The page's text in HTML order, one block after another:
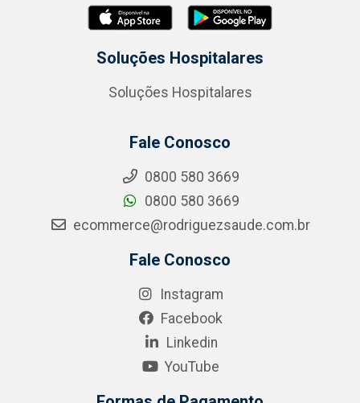
Soluções Hospitalares
Soluções Hospitalares
Fale Conosco
0800 580 3669
0800 580 3669
ecommerce@rodriguezsaude.com.br
Fale Conosco
Instagram
Facebook
Linkedin
YouTube